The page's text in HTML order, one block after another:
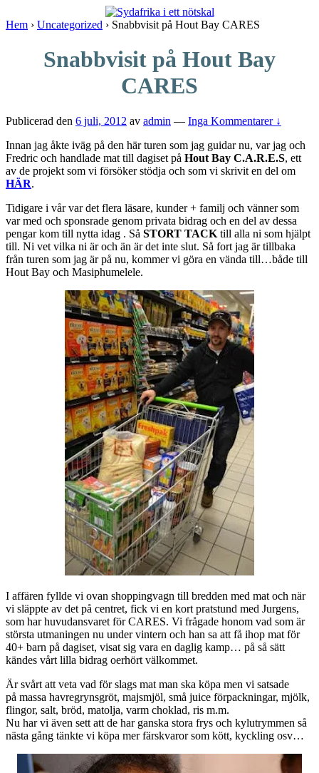
Skip
Hem › Uncategorized › Snabbvisit på Hout Bay CARES
Snabbvisit på Hout Bay
CARES
Publicerad den 6 juli, 2012 av admin — Inga Kommentarer ↓
Innan jag åkte iväg på den här turen som jag guidar nu, var jag och
Fredric och handlade mat till dagiset på Hout Bay C.A.R.E.S, ett
av de projekt som vi försöker stödja och som vi skrivit en del om
HÄR.
Tidigare i vår var det flera läsare, kunder + familj och vänner som
var med och sponsrade genom privata bidrag och en del av dessa
pengar kom till nytta idag . Så STORT TACK till alla ni som hjälpt
till. Ni vet vilka ni är och än är det inte slut. Så fort jag är tillbaka
från turen som jag är på nu, kommer vi göra en vända till…både till
Hout Bay och Masiphumelele.
I affären fyllde vi ovan shoppingvagn till bredden med mat och när
vi släppte av det på centret, fick vi en kort pratstund med Jurgens,
som har huvudansvaret för CARES. Vi frågade honom vad som är
största utmaningen nu under vintern och han sa att få ihop mat för
40+ barn på dagiset, visat sig vara en daglig kamp… på så sätt
kändes vårt lilla bidrag oerhört välkommet.
Är svårt att veta vad för slags mat man ska köpa men vi satsade
på massa havregrynsgröt, majsmjöl, små juice förpackningar, mjölk,
flingor, salt, bröd, matolja, varm choklad, ris m.m.
Nu har vi även sett att de har ganska stora frys och kylutrymmen så
nästa gång tänkte vi köpa mer färskvaror som kött, kyckling osv…